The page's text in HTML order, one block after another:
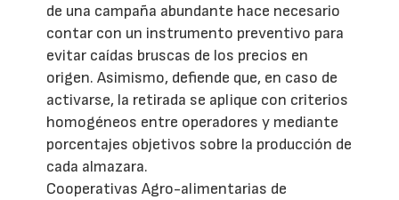
de una campaña abundante hace necesario
contar con un instrumento preventivo para
evitar caídas bruscas de los precios en
origen. Asimismo, defiende que, en caso de
activarse, la retirada se aplique con criterios
homogéneos entre operadores y mediante
porcentajes objetivos sobre la producción de
cada almazara.
Cooperativas Agro-alimentarias de